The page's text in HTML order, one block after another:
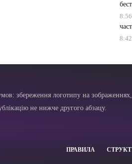
8:56
8:42
збереження логотипу на зображеннях,
не нижче другого абзацу.
ПРАВИЛА